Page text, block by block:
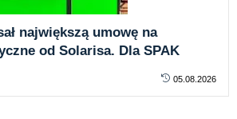
największą umowę na
od Solarisa. Dla SPAK
05.08.2026